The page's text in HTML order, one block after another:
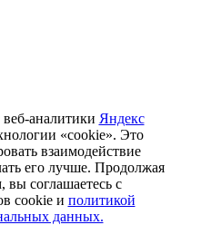
веб-аналитики Яндекс
«cookie». Это
взаимодействие
его лучше. Продолжая
вы соглашаетесь с
cookie и политикой
данных.